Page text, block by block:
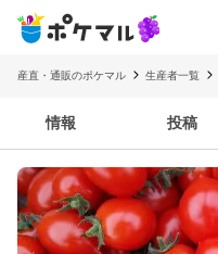
産直・通販のポケマル 生産者一覧
情報 投稿